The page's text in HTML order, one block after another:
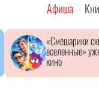
Афиша
«Смешарики
вселенные»
кино